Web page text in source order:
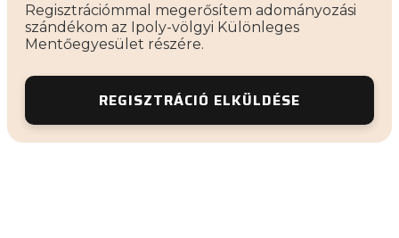
Regisztrációmmal megerősítem adományozási
szándékom az Ipoly-völgyi Különleges
Mentőegyesület részére.
REGISZTRÁCIÓ ELKÜLDÉSE